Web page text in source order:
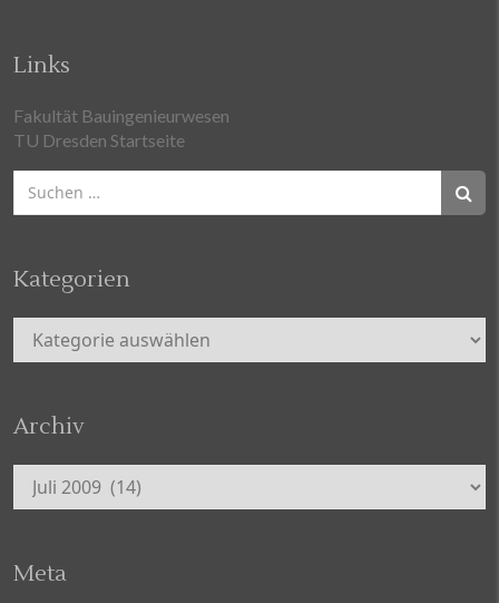
Links
Fakultät Bauingenieurwesen
TU Dresden Startseite
Suchen
nach:
Kategorien
Kategorien
Archiv
Archiv
Meta